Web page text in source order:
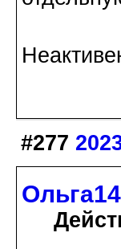
#277
Ольга14